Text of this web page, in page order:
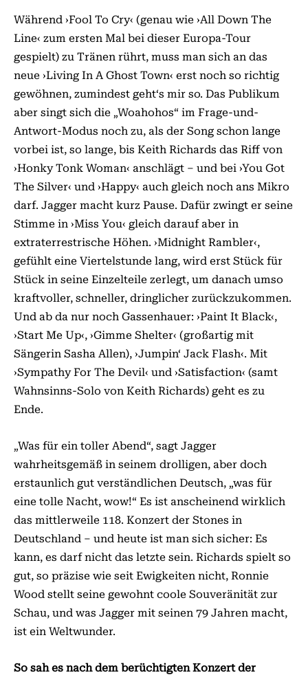
Während ›Fool To Cry‹ (genau wie ›All Down The
Line‹ zum ersten Mal bei dieser Europa-Tour
gespielt) zu Tränen rührt, muss man sich an das
neue ›Living In A Ghost Town‹ erst noch so richtig
gewöhnen, zumindest geht‘s mir so. Das Publikum
aber singt sich die „Woahohos“ im Frage-und-
Antwort-Modus noch zu, als der Song schon lange
vorbei ist, so lange, bis Keith Richards das Riff von
›Honky Tonk Woman‹ anschlägt – und bei ›You Got
The Silver‹ und ›Happy‹ auch gleich noch ans Mikro
darf. Jagger macht kurz Pause. Dafür zwingt er seine
Stimme in ›Miss You‹ gleich darauf aber in
extraterrestrische Höhen. ›Midnight Rambler‹,
gefühlt eine Viertelstunde lang, wird erst Stück für
Stück in seine Einzelteile zerlegt, um danach umso
kraftvoller, schneller, dringlicher zurückzukommen.
Und ab da nur noch Gassenhauer: ›Paint It Black‹,
›Start Me Up‹, ›Gimme Shelter‹ (großartig mit
Sängerin Sasha Allen), ›Jumpin‘ Jack Flash‹. Mit
›Sympathy For The Devil‹ und ›Satisfaction‹ (samt
Wahnsinns-Solo von Keith Richards) geht es zu
Ende.
„Was für ein toller Abend“, sagt Jagger
wahrheitsgemäß in seinem drolligen, aber doch
erstaunlich gut verständlichen Deutsch, „was für
eine tolle Nacht, wow!“ Es ist anscheinend wirklich
das mittlerweile 118. Konzert der Stones in
Deutschland – und heute ist man sich sicher: Es
kann, es darf nicht das letzte sein. Richards spielt so
gut, so präzise wie seit Ewigkeiten nicht, Ronnie
Wood stellt seine gewohnt coole Souveränität zur
Schau, und was Jagger mit seinen 79 Jahren macht,
ist ein Weltwunder.
So sah es nach dem berüchtigten Konzert der